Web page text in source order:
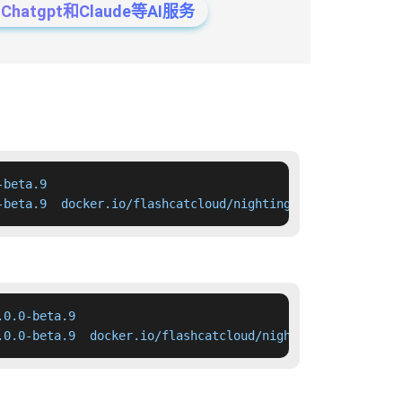
和Claude等AI服务
beta.9  docker.io/flashcatcloud/nightingale:8.0.0-
beta.9
beta.9  docker.io/flashcatcloud/nightingale:8.0.0-